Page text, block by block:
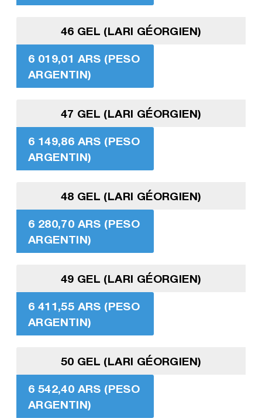
46 GEL (LARI GÉORGIEN)
6 019,01 ARS (PESO
ARGENTIN)
47 GEL (LARI GÉORGIEN)
6 149,86 ARS (PESO
ARGENTIN)
48 GEL (LARI GÉORGIEN)
6 280,70 ARS (PESO
ARGENTIN)
49 GEL (LARI GÉORGIEN)
6 411,55 ARS (PESO
ARGENTIN)
50 GEL (LARI GÉORGIEN)
6 542,40 ARS (PESO
ARGENTIN)